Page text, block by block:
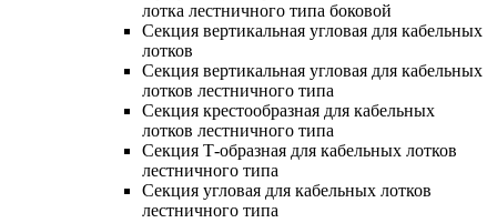
лотка лестничного типа боковой
Секция вертикальная угловая для кабельных
лотков
Секция вертикальная угловая для кабельных
лотков лестничного типа
Секция крестообразная для кабельных
лотков лестничного типа
Секция Т-образная для кабельных лотков
лестничного типа
Секция угловая для кабельных лотков
лестничного типа